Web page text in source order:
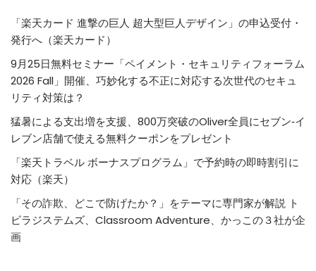
「楽天カード 進撃の巨人 超大型巨人デザイン」の申込受付・
発行へ（楽天カード）
9月25日無料セミナー「ペイメント・セキュリティフォーラム
2026 Fall」開催、巧妙化する不正に対応する次世代のセキュ
リティ対策は？
猛暑による支出増を支援、800万突破のOliver全員にセブン‐イ
レブン店舗で使える無料クーポンをプレゼント
「楽天トラベル ボーナスプログラム」で予約時の即時割引に
対応（楽天）
「その詐欺、どこで防げたか？」をテーマに専門家が解説 ト
ビラジステムズ、Classroom Adventure、かっこの３社が企
画